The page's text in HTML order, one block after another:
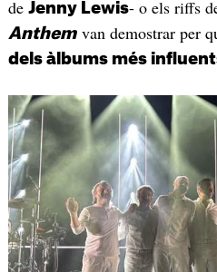
de Jenny Lewis- o els riffs
Anthemvan demostrar per
dels àlbums més